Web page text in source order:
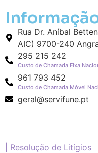
Rua Dr. Aníbal
AIC) 9700-240
295 215 242
Custo de Chamada Fixa
961 793 452
Custo de Chamada Móvel
geral@servifune.pt
| Resolução de Litígios